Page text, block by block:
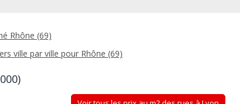
Rhône (69)
ville par ville pour Rhône (69)